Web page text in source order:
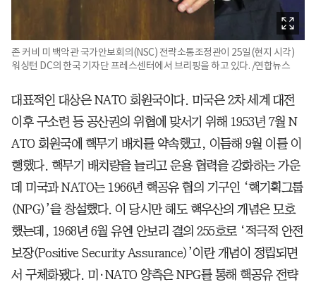
존 커비 미 백악관 국가안보회의(NSC) 전략소통조정관이 25일(현지 시각)
워싱턴 DC의 한국 기자단 프레스센터에서 브리핑을 하고 있다. /연합뉴스
대표적인 대상은 NATO 회원국이다. 미국은 2차 세계 대전
이후 구소련 등 공산권의 위협에 맞서기 위해 1953년 7월 N
ATO 회원국에 핵무기 배치를 약속했고, 이듬해 9월 이를 이
행했다. 핵무기 배치량을 늘리고 운용 협력을 강화하는 가운
데 미국과 NATO는 1966년 핵공유 협의 기구인 ‘핵기획그룹
(NPG)’을 창설했다. 이 당시만 해도 핵우산의 개념은 모호
했는데, 1968년 6월 유엔 안보리 결의 255호로 ‘적극적 안전
보장(Positive Security Assurance)’이란 개념이 정립되면
서 구체화됐다. 미·NATO 양측은 NPG를 통해 핵공유 전략